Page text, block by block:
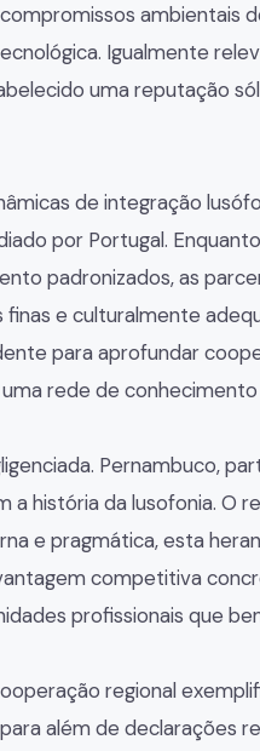
ambientais
Igualmente
uma reputação
de integração
por Portugal.
padronizados, as
e culturalmente
para aprofundar
rede de
Pernambuco,
a história da lusofonia. O
e pragmática, esta
competitiva
profissionais que
regional
além de declarações